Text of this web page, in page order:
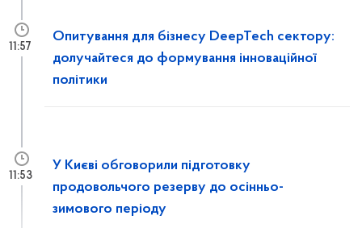
Опитування для бізнесу DeepTech сектору:
долучайтеся до формування інноваційної
політики
11:57
У Києві обговорили підготовку
продовольчого резерву до осінньо-
зимового періоду
11:53